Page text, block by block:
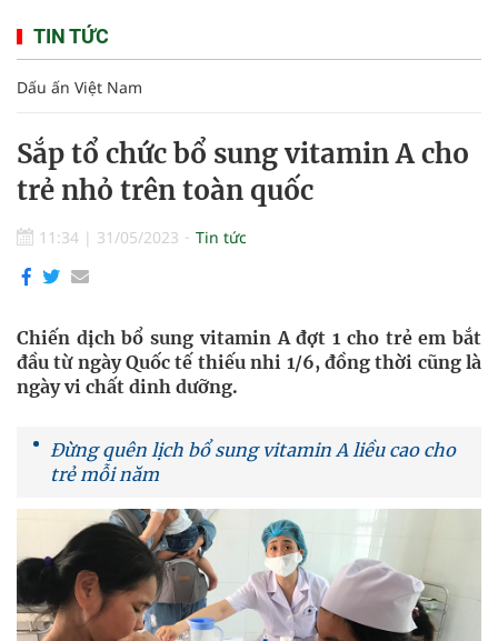
TIN TỨC
Dấu ấn Việt Nam
Sắp tổ chức bổ sung vitamin A cho
trẻ nhỏ trên toàn quốc
11:34 | 31/05/2023 Tin tức
Chiến dịch bổ sung vitamin A đợt 1 cho trẻ em bắt
đầu từ ngày Quốc tế thiếu nhi 1/6, đồng thời cũng là
ngày vi chất dinh dưỡng.
Đừng quên lịch bổ sung vitamin A liều cao cho
trẻ mỗi năm